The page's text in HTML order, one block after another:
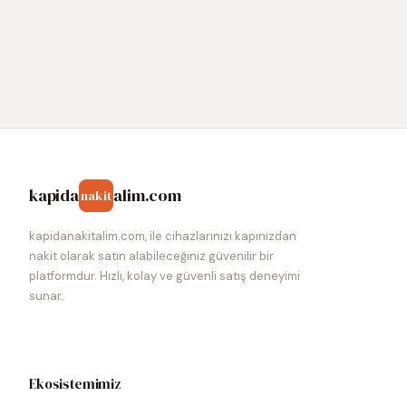
kapidanakitalim.com
kapidanakitalim.com, ile cihazlarınızı kapınızdan
nakit olarak satın alabileceğiniz güvenilir bir
platformdur. Hızlı, kolay ve güvenli satış deneyimi
sunar.
Ekosistemimiz